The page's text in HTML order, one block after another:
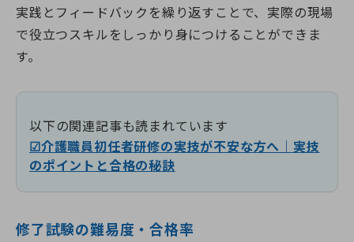
実践とフィードバックを繰り返すことで、実際の現場
で役立つスキルをしっかり身につけることができま
す。
以下の関連記事も読まれています
☑介護職員初任者研修の実技が不安な方へ｜実技
のポイントと合格の秘訣
修了試験の難易度・合格率